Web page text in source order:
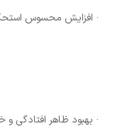
· افزایش محسوس
· بهبود ظاهر